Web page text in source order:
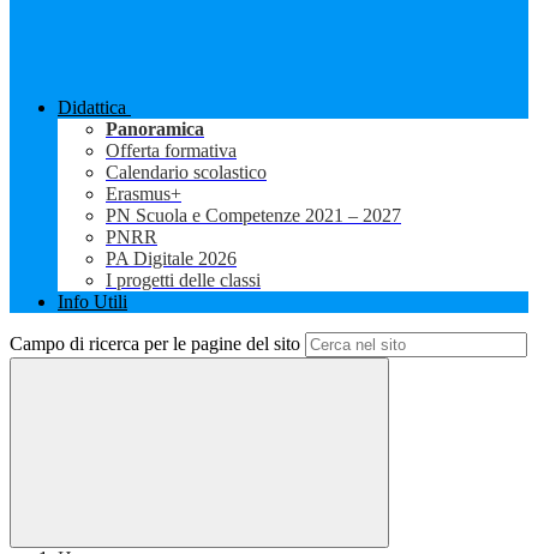
Didattica
Panoramica
Offerta formativa
Calendario scolastico
Erasmus+
PN Scuola e Competenze 2021 – 2027
PNRR
PA Digitale 2026
I progetti delle classi
Info Utili
Campo di ricerca per le pagine del sito